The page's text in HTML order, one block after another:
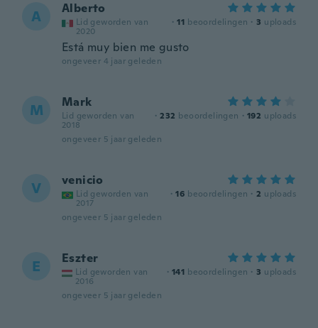
A Alberto
Lid geworden van
2020
· 11 beoordelingen · 3 uploads
Está muy bien me gusto
ongeveer 4 jaar geleden
M Mark
Lid geworden van
2018
· 232 beoordelingen · 192 uploads
ongeveer 5 jaar geleden
V venicio
Lid geworden van
2017
· 16 beoordelingen · 2 uploads
ongeveer 5 jaar geleden
E Eszter
Lid geworden van
2016
· 141 beoordelingen · 3 uploads
ongeveer 5 jaar geleden